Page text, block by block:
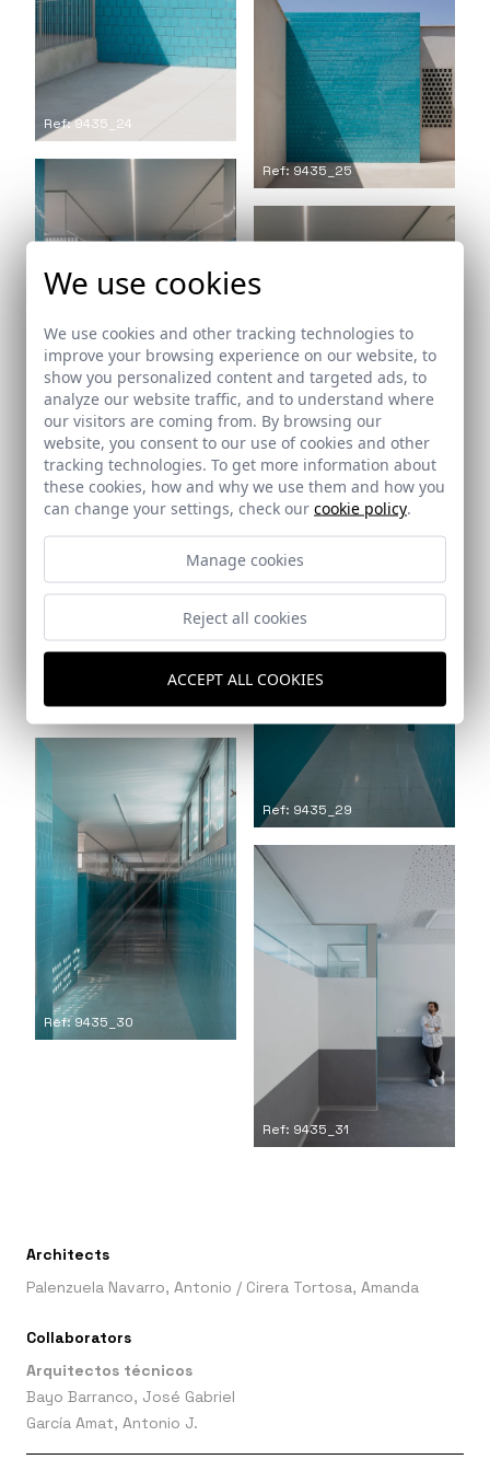
Ref: 9435_24
Ref: 9435_25
Ref: 9435_26
Ref: 9435_27
Ref: 9435_28
Ref: 9435_29
Ref: 9435_30
Ref: 9435_31
Architects
Palenzuela Navarro, Antonio / Cirera Tortosa, Amanda
Collaborators
Arquitectos técnicos
Bayo Barranco, José Gabriel
García Amat, Antonio J.
We use cookies
We use cookies and other tracking technologies to
improve your browsing experience on our website, to
show you personalized content and targeted ads, to
analyze our website traffic, and to understand where
our visitors are coming from. By browsing our
website, you consent to our use of cookies and other
tracking technologies. To get more information about
these cookies, how and why we use them and how you
can change your settings, check our cookie policy.
Manage cookies
Reject all cookies
ACCEPT ALL COOKIES